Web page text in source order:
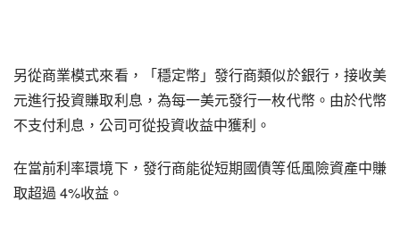
另從商業模式來看，「穩定幣」發行商類似於銀行，接收美
元進行投資賺取利息，為每一美元發行一枚代幣。由於代幣
不支付利息，公司可從投資收益中獲利。
在當前利率環境下，發行商能從短期國債等低風險資產中賺
取超過 4%收益。